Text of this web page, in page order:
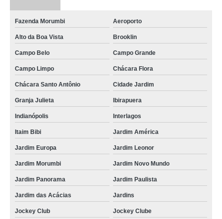
Fazenda Morumbi Aeroporto
Alto da Boa Vista Brooklin
Campo Belo Campo Grande
Campo Limpo Chácara Flora
Chácara Santo Antônio Cidade Jardim
Granja Julieta Ibirapuera
Indianópolis Interlagos
Itaim Bibi Jardim América
Jardim Europa Jardim Leonor
Jardim Morumbi Jardim Novo Mundo
Jardim Panorama Jardim Paulista
Jardim das Acácias Jardins
Jockey Club Jockey Clube